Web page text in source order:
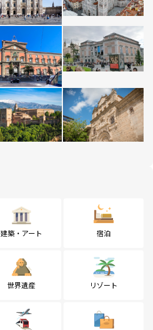
建築・アート 宿泊
世界遺産 リゾート